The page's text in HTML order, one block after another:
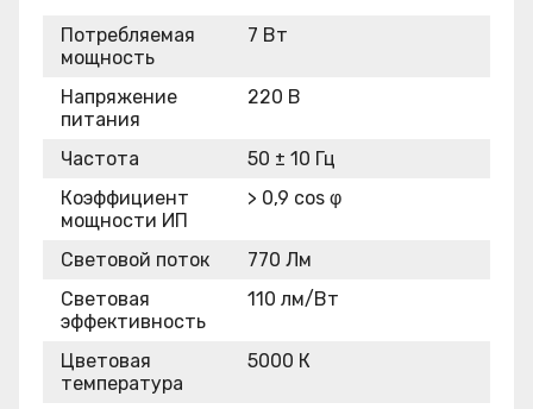
Потребляемая
мощность
7 Вт
Напряжение
питания
220 В
Частота
50 ± 10 Гц
Коэффициент
мощности ИП
> 0,9 cos φ
Световой поток
770 Лм
Световая
эффективность
110 лм/Вт
Цветовая
температура
5000 К